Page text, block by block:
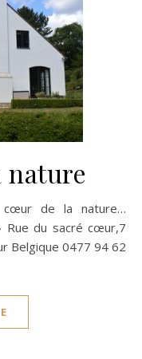
Rue du sacré cœur,7
Belgique 0477 94 62